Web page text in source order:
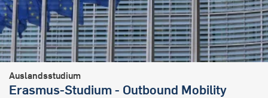
Auslandsstudium
Erasmus-Studium - Outbound Mobility